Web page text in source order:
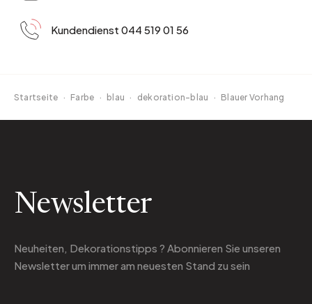
Kundendienst 044 519 01 56
Startseite · Farbe · blau · dekoration-blau · Blauer Vorhang
Newsletter
Neuheiten, Dekorationstipps ? Abonnieren Sie unseren
Newsletterum immer am neuesten Stand zu sein